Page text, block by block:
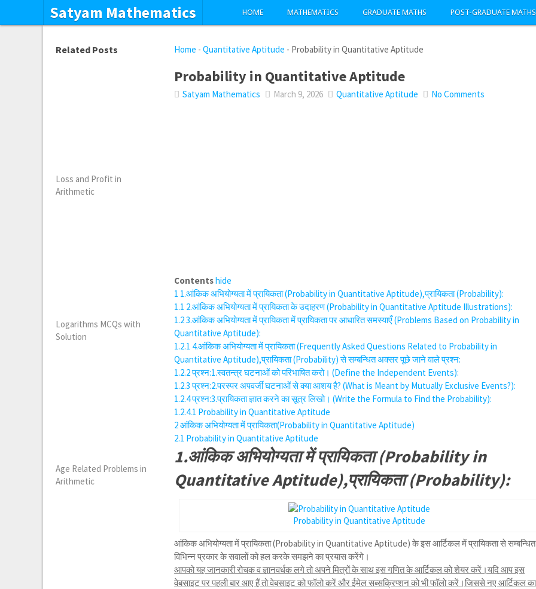
Satyam Mathematics HOME MATHEMATICS GRADUATE MATHS POST-GRADUATE MATHS
Home -Quantitative Aptitude - Probability in Quantitative Aptitude
Probability in Quantitative Aptitude
Satyam Mathematics March 9, 2026 Quantitative Aptitude No Comments
Contentshide
1 1.आंकिक अभियोग्यता में प्रायिकता (Probability in Quantitative Aptitude),प्रायिकता (Probability):
1.1 2.आंकिक अभियोग्यता में प्रायिकता के उदाहरण (Probability in Quantitative Aptitude Illustrations):
1.23.आंकिक अभियोग्यता में प्रायिकता में प्रायिकता पर आधारित समस्याएँ (Problems Based on Probability in
Quantitative Aptitude):
1.2.1 4.आंकिक अभियोग्यता में प्रायिकता (Frequently Asked Questions Related to Probability in
Quantitative Aptitude),प्रायिकता (Probability) से सम्बन्धित अक्सर पूछे जाने वाले प्रश्न:
1.2.2प्रश्न:1.स्वतन्त्र घटनाओं को परिभाषित करो। (Define the Independent Events):
1.2.3 प्रश्न:2.परस्पर अपवर्जी घटनाओं से क्या आशय है? (What is Meant by Mutually Exclusive Events?):
1.2.4प्रश्न:3.प्रायिकता ज्ञात करने का सूत्र लिखो। (Write the Formula to Find the Probability):
1.2.4.1 Probability in Quantitative Aptitude
2आंकिक अभियोग्यता में प्रायिकता(Probability in Quantitative Aptitude)
2.1 Probability in Quantitative Aptitude
1.आंकिक अभियोग्यता में प्रायिकता (Probability in
Quantitative Aptitude),प्रायिकता (Probability):
Probability in Quantitative Aptitude
आंकिक अभियोग्यता में प्रायिकता (Probability in Quantitative Aptitude) के इस आर्टिकल में प्रायिकता से सम्बन्धित
विभिन्न प्रकार के सवालों को हल करके समझने का प्रयास करेंगे।
आपको यह जानकारी रोचक व ज्ञानवर्धक लगे तो अपने मित्रों के साथ इस गणित के आर्टिकल को शेयर करें।यदि आप इस
वेबसाइट पर पहली बार आए हैं तो वेबसाइट को फॉलो करें और ईमेल सब्सक्रिप्शन को भी फॉलो करें।जिससे नए आर्टिकल का
Related Posts
Loss and Profit in
Arithmetic
Logarithms MCQs with
Solution
Age Related Problems in
Arithmetic